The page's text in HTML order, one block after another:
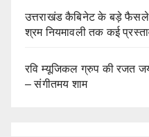
उत्तराखंड कैबिनेट के बड़े
श्रम नियमावली तक कई
रवि म्यूजिकल ग्रुप की रजत
– संगीतमय शाम